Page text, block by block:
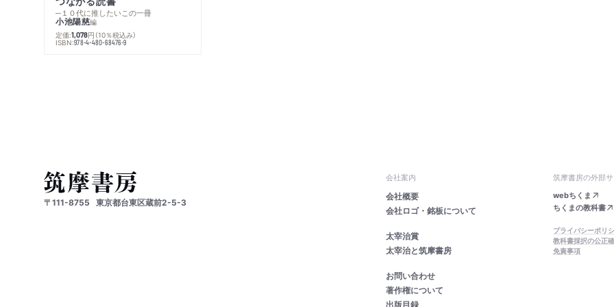
─１０代に推したいこの一冊
小池陽慈編
定価:1,078円 （10％税込み）
ISBN:978-4-480-68476-9
〒111-8755 東京都台東区蔵前2-5-3
会社案内
会社概要
会社ロゴ・銘板について
太宰治賞
太宰治と筑摩書房
お問い合わせ
著作権について
筑摩書房の外部サ
webちくま
ちくまの教科書
プライバシーポリ
教科書採択の公正
免責事項